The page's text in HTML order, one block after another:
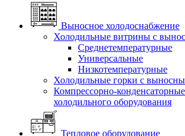
Выносное холодоснабжение
Холодильные витрины с
Среднетемпературные
Универсальные
Низкотемпературные
Холодильные горки с
Компрессорно-
холодильного оборудования
Тепловое оборудование